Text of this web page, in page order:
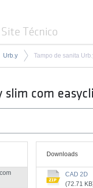
Site Técnico
Urb.y
slim com
Downloads
CAD 2D
(72.71